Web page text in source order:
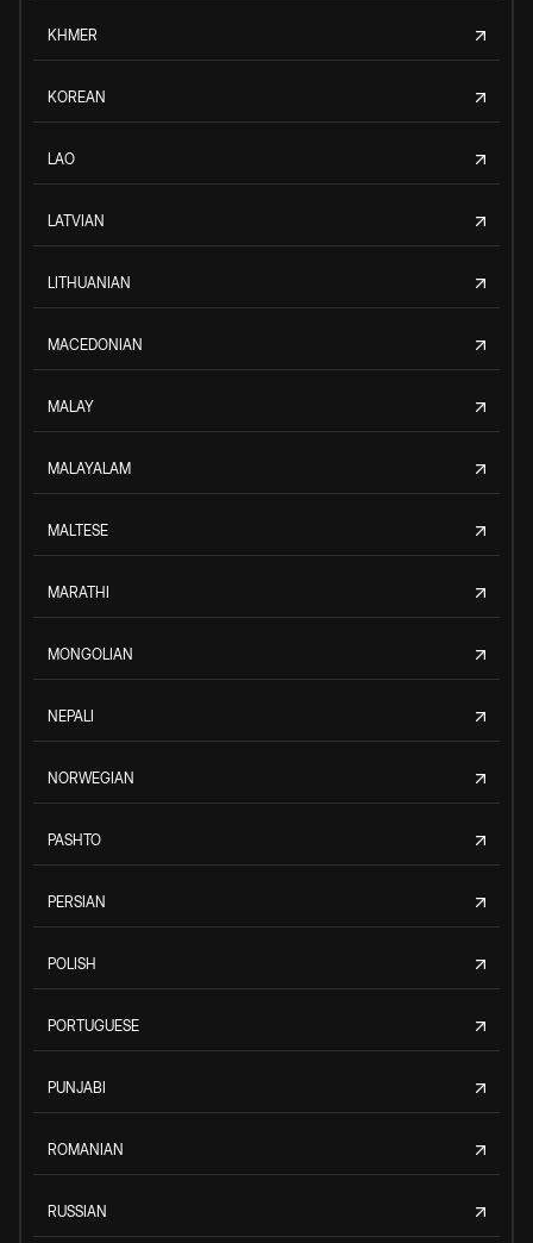
KHMER
KOREAN
LAO
LATVIAN
LITHUANIAN
MACEDONIAN
MALAY
MALAYALAM
MALTESE
MARATHI
MONGOLIAN
NEPALI
NORWEGIAN
PASHTO
PERSIAN
POLISH
PORTUGUESE
PUNJABI
ROMANIAN
RUSSIAN